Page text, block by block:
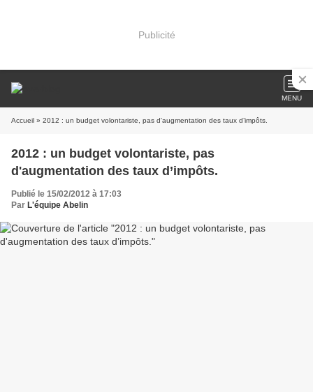
Publicité
MENU
Accueil » 2012 : un budget volontariste, pas d'augmentation des taux d’impôts.
2012 : un budget volontariste, pas
d'augmentation des taux d’impôts.
Publié le 15/02/2012 à 17:03
Par L'équipe Abelin